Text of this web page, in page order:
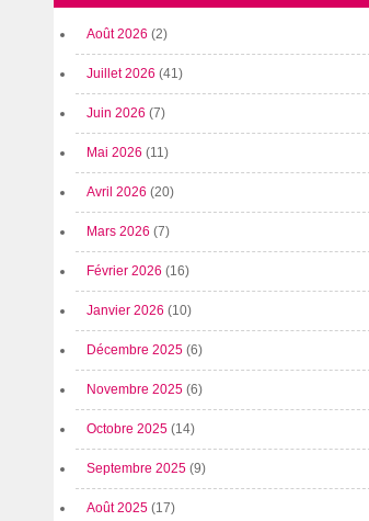
Août 2026 (2)
Juillet 2026 (41)
Juin 2026 (7)
Mai 2026 (11)
Avril 2026 (20)
Mars 2026 (7)
Février 2026 (16)
Janvier 2026 (10)
Décembre 2025 (6)
Novembre 2025 (6)
Octobre 2025 (14)
Septembre 2025 (9)
Août 2025 (17)